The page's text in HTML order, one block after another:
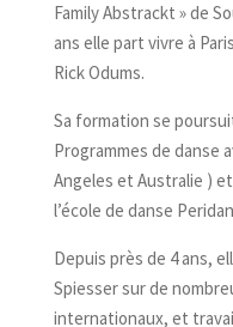
Family Abstrackt » de
ans elle part vivre à
Rick Odums.
Sa formation se
Programmes de danse
Angeles et Australie )
l’école de danse
Depuis près de 4 ans,
Spiesser sur de
internationaux, et